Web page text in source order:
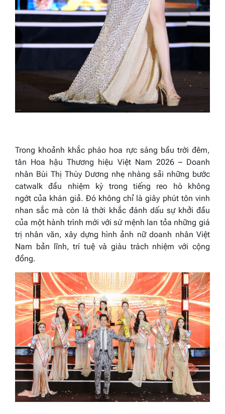
Trong khoảnh khắc pháo hoa rực sáng bầu trời đêm,
tân Hoa hậu Thương hiệu Việt Nam 2026 – Doanh
nhân Bùi Thị Thùy Dương nhẹ nhàng sải những bước
catwalk đầu nhiệm kỳ trong tiếng reo hò không
ngớt của khán giả. Đó không chỉ là giây phút tôn vinh
nhan sắc mà còn là thời khắc đánh dấu sự khởi đầu
của một hành trình mới với sứ mệnh lan tỏa những giá
trị nhân văn, xây dựng hình ảnh nữ doanh nhân Việt
Nam bản lĩnh, trí tuệ và giàu trách nhiệm với cộng
đồng.